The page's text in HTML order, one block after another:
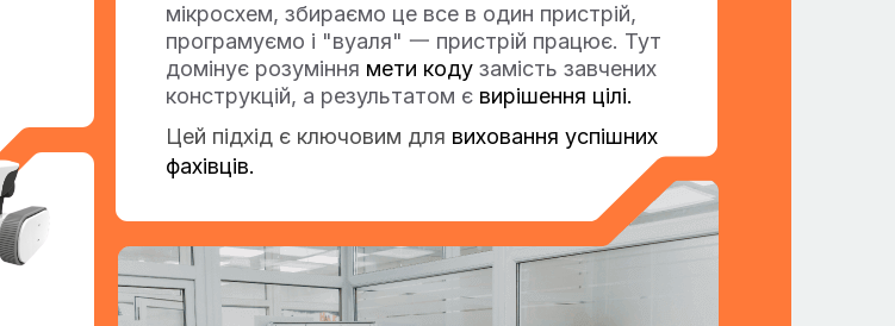
мікросхем, збираємо це все в один пристрій,
програмуємо і "вуаля" 一 пристрій працює. Тут
домінує розуміння мети коду замість завчених
конструкцій, а результатом є вирішення цілі.
Цей підхід є ключовим для виховання успішних
фахівців.